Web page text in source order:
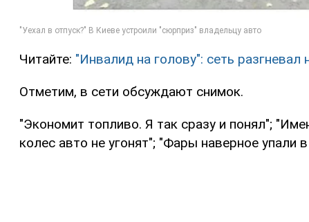
Читайте: "Инвалид на голову": сеть
Отметим, в сети обсуждают снимок.
"Экономит топливо. Я так сразу и понял";
колес авто не угонят"; "Фары наверное упали